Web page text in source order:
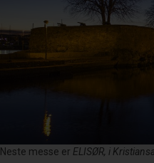
Neste messe er ELISØR, i